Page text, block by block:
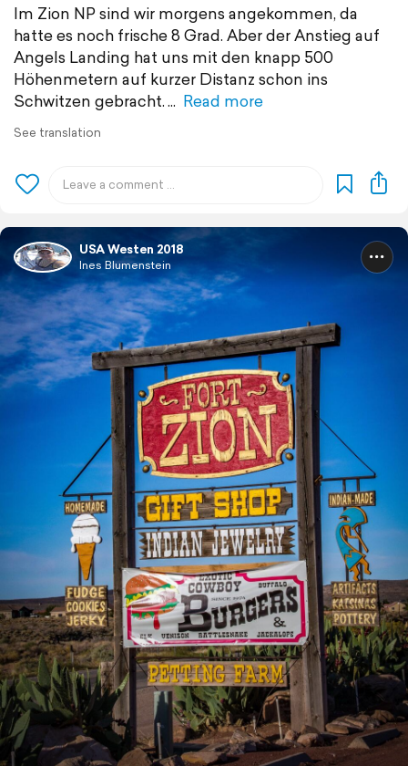
Im Zion NP sind wir morgens angekommen, da
hatte es noch frische 8 Grad. Aber der Anstieg auf
Angels Landing hat uns mit den knapp 500
Höhenmetern auf kurzer Distanz schon ins
Schwitzen gebracht.
Read more
See translation
USA Westen 2018
Ines Blumenstein